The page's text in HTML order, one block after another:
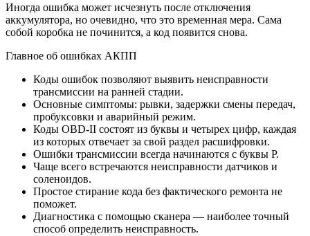
Иногда ошибка может исчезнуть после отключения
аккумулятора, но очевидно, что это временная мера. Сама
собой коробка не починится, а код появится снова.
Главное об ошибках АКПП
Коды ошибок позволяют выявить неисправности
трансмиссии на ранней стадии.
Основные симптомы: рывки, задержки смены передач,
пробуксовки и аварийный режим.
Коды OBD-II состоят из буквы и четырех цифр, каждая
из которых отвечает за свой раздел расшифровки.
Ошибки трансмиссии всегда начинаются с буквы P.
Чаще всего встречаются неисправности датчиков и
соленоидов.
Простое стирание кода без фактического ремонта не
поможет.
Диагностика с помощью сканера — наиболее точный
способ определить неисправность.